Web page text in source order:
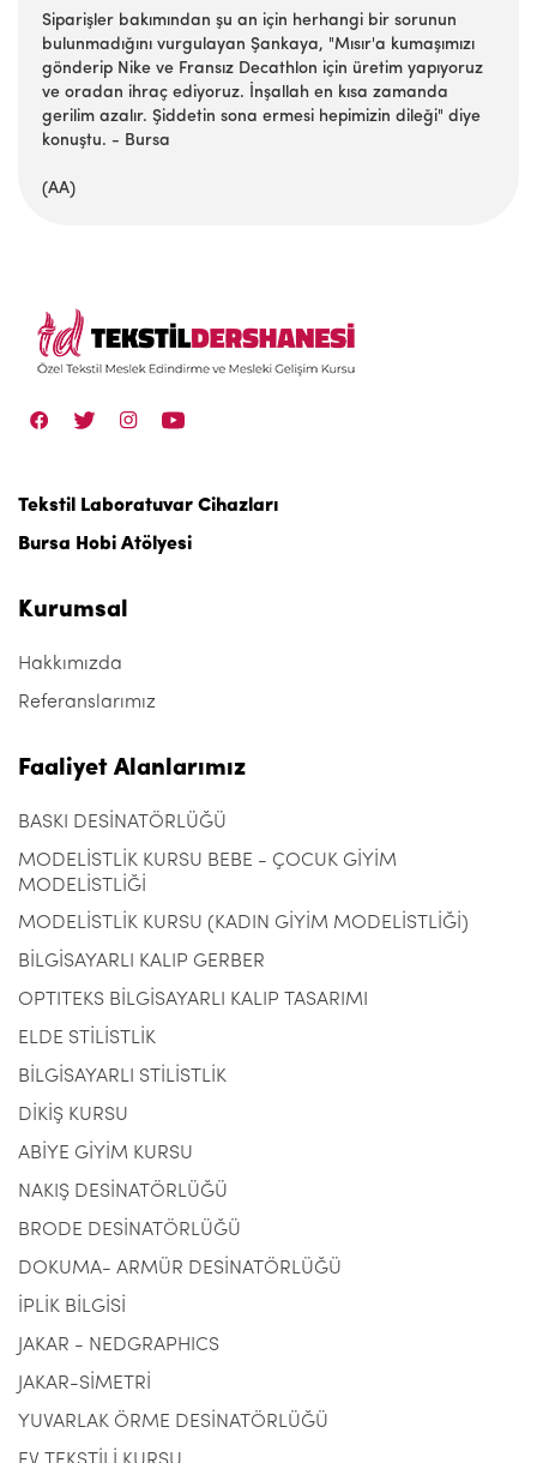
Siparişler bakımından şu an için herhangi bir sorunun
bulunmadığını vurgulayan Şankaya, "Mısır'a kumaşımızı
gönderip Nike ve Fransız Decathlon için üretim yapıyoruz
ve oradan ihraç ediyoruz. İnşallah en kısa zamanda
gerilim azalır. Şiddetin sona ermesi hepimizin dileği" diye
konuştu. - Bursa
(AA)
Tekstil Laboratuvar Cihazları
Bursa Hobi Atölyesi
Kurumsal
Hakkımızda
Referanslarımız
Faaliyet Alanlarımız
BASKI DESİNATÖRLÜĞÜ
MODELİSTLİK KURSU BEBE - ÇOCUK GİYİM
MODELİSTLİĞİ
MODELİSTLİK KURSU (KADIN GİYİM MODELİSTLİĞİ)
BİLGİSAYARLI KALIP GERBER
OPTITEKS BİLGİSAYARLI KALIP TASARIMI
ELDE STİLİSTLİK
BİLGİSAYARLI STİLİSTLİK
DİKİŞ KURSU
ABİYE GİYİM KURSU
NAKIŞ DESİNATÖRLÜĞÜ
BRODE DESİNATÖRLÜĞÜ
DOKUMA- ARMÜR DESİNATÖRLÜĞÜ
İPLİK BİLGİSİ
JAKAR - NEDGRAPHICS
JAKAR-SİMETRİ
YUVARLAK ÖRME DESİNATÖRLÜĞÜ